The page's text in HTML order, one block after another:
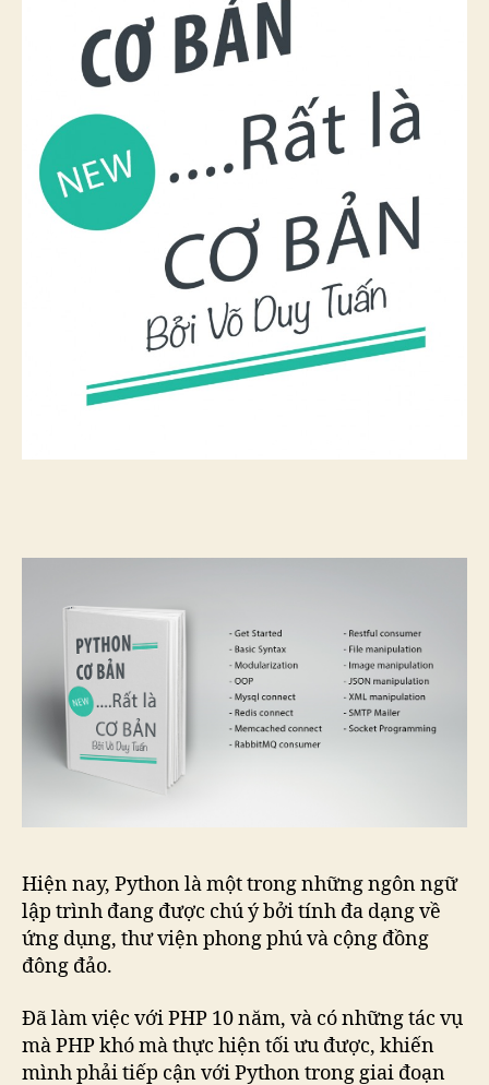
Hiện nay, Python là một trong những ngôn ngữ
lập trình đang được chú ý bởi tính đa dạng về
ứng dụng, thư viện phong phú và cộng đồng
đông đảo.
Đã làm việc với PHP 10 năm, và có những tác vụ
mà PHP khó mà thực hiện tối ưu được, khiến
mình phải tiếp cận với Python trong giai đoạn